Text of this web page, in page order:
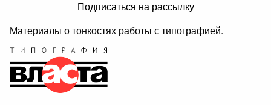
Подписаться на рассылку
Материалы о тонкостях работы с типографией.